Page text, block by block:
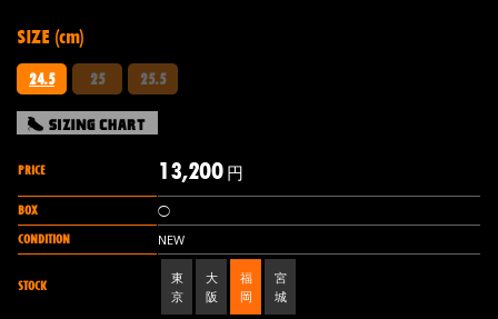
SIZE (cm)
24.5 25 25.5
PRICE 13,200円
BOX ◯
CONDITION NEW
STOCK
東
京
大
阪
福
岡
宮
城